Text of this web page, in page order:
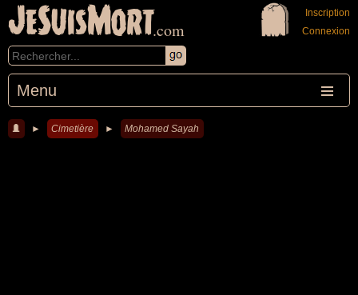
JeSuisMort.com
Menu
Inscription
Connexion
► Cimetière ► Mohamed Sayah